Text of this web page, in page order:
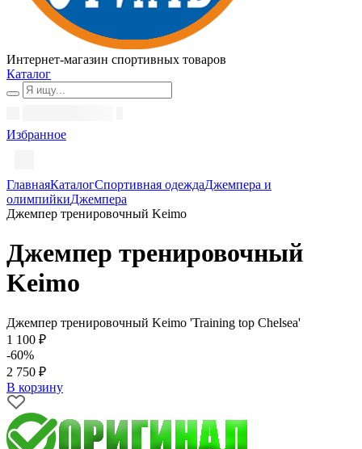
Интернет-магазин спортивных товаров
Каталог
Избранное
ГлавнаяКаталогСпортивная одеждаДжемпера и
олимпийкиДжемпера
Джемпер тренировочный Keimo
Джемпер тренировочный
Keimo
Джемпер тренировочный Keimo 'Training top Chelsea'
1 100 ₽
-60%
2 750 ₽
В корзину